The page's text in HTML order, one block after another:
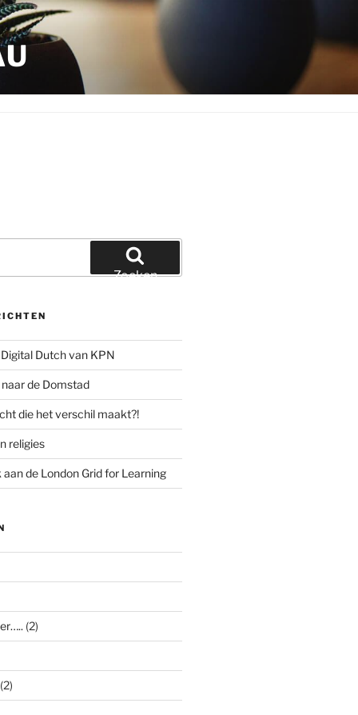
Zoeken
Dutch van KPN
de Domstad
die het verschil maakt?!
religies
de London Grid for Learning
(2)